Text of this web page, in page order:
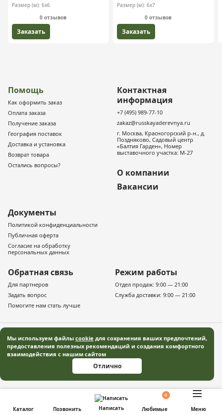
Каталог Позвонить Написать
0
Любимые Меню
Размер (м): 6х6
0 отзывов
Заказать
Размер (м): 6х7
0 отзывов
Заказать
Помощь
Как оформить заказ
Оплата заказа
Получение заказа
География поставок
Доставка и установка
Возврат товара
Остались вопросы?
Контактная
информация
+7 (495) 989-77-10
zakaz@russkayaderevnya.ru
г. Москва, Красногорский р-н., д.
Поздняково, Садовый центр
«Балтия Гарден», Номер
выставочного участка: М-27
О компании
Вакансии
Документы
Политикой конфиденциальности
Публичная оферта
Согласие на обработку
персональных данных
Обратная связь
Для партнеров
Задать вопрос
Помогите нам стать лучше
Режим работы
Отдел продаж: 9:00 — 21:00
Служба доставки: 9:00 — 21:00
© 2019–2026 «Русская деревня» — Московская область Все права защищены
Информация, представленная на сайте, не является публичной офертой, и
носит информационный характер.
Мы используем файлы cookie для сохранения ваших предпочтений,
предоставления полезных рекомендаций и создания комфортного
взаимодействия с нашим сайтом
Отлично